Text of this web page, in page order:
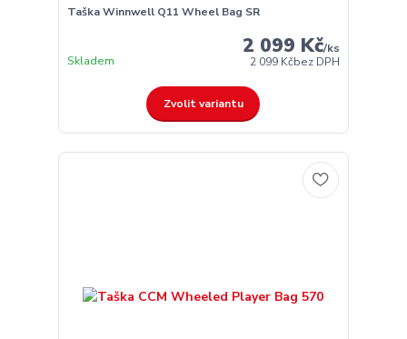
Taška Winnwell Q11 Wheel Bag SR
2 099 Kč/ks
2 099 Kčbez DPH
Skladem
Zvolit variantu